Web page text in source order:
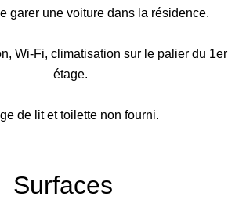
garer une voiture dans la résidence.
Wi-Fi, climatisation sur le palier du 1er
étage.
de lit et toilette non fourni.
Surfaces